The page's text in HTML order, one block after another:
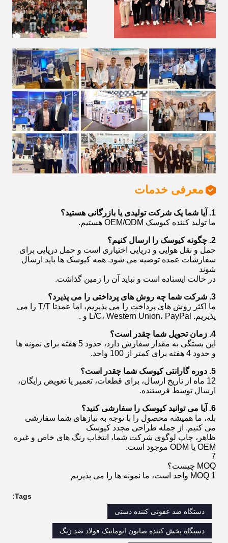
معرفی خدمات
1. آیا شما یک شرکت تولیدی یا بازرگانی هستید؟
ما تولید کننده کیوسک OEM/ODM هستیم.
2. چگونه کیوسک را ارسال کنیم؟
حمل و نقل هوایی و دریایی اختیاری است و حمل دریایی برای
سفارشات عمده توصیه می شود. همه کیوسک ها باید ارسال
شوند
در حالت ایستاده است و نباید آن را زمین گذاشت.
3. شرکت شما چه روش های پرداختی را می پذیرد؟
ما اکثر روش های پرداخت را می پذیریم، اما عمدتا T/T را می
پذیریم. L/C، Western Union، PayPal و .
4. زمان تحویل شما چقدر است؟
این بستگی به مقدار سفارش دارد، حدود 5 هفته برای نمونه ها
و حدود 4 هفته برای کمتر از 100 واحد.
5. دوره گارانتی کیوسک شما چقدر است؟
12 ماه از تاریخ ارسال، برای قطعات، تعمیر یا تعویض رایگان،
ارسال توسط فرستنده.
6. آیا می توانید کیوسک را سفارشی کنید؟
بله، ما همیشه محصول را با توجه به نیازهای شما سفارشی
می کنیم. از جمله طراحی مجدد کیوسک
ظاهر، چاپ لوگوی شرکت شما، انتخاب رنگ های خاص و غیره
OEM یا ODM موجود است.
7
MOQ چیست؟
MOQ 1 واحد است، ما نمونه ها را می پذیریم
Tags:
دستگاه ضد عفونی کننده دستی
دستگاه پخش کننده صابون اتوماتیک فولاد ضد زنگ